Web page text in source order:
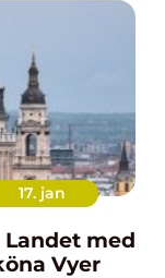
17. jan
med
Vyer